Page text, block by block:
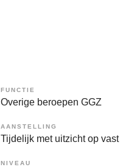
FUNCTIE
Overige beroepen GGZ
AANSTELLING
Tijdelijk met uitzicht op vast
NIVEAU